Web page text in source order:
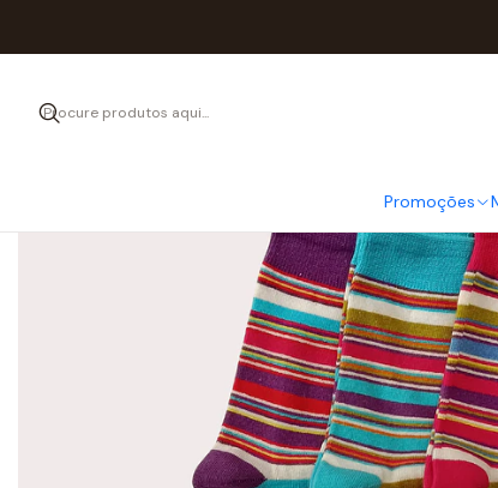
Promoções